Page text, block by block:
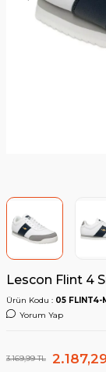
Lescon Flint 4
Ürün Kodu : 05 FLINT4-
Yorum Yap
3.169,99TL